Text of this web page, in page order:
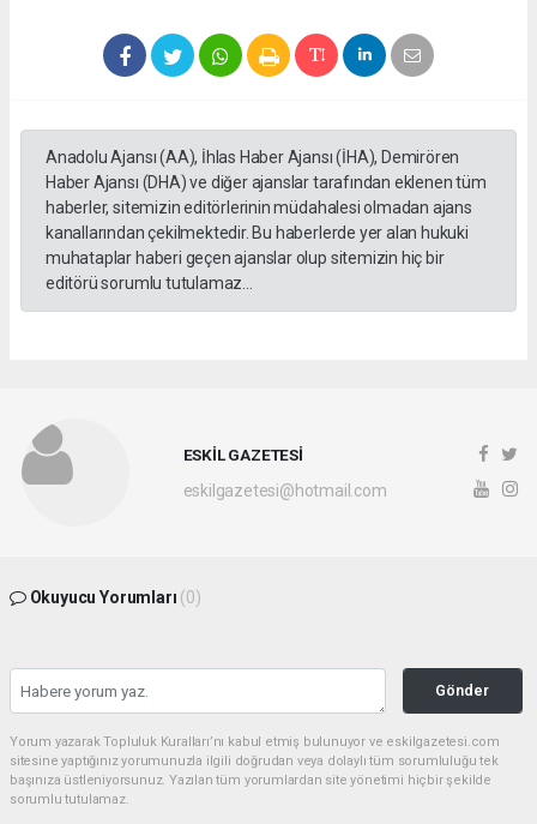
Anadolu Ajansı (AA), İhlas Haber Ajansı (İHA), Demirören
Haber Ajansı (DHA) ve diğer ajanslar tarafından eklenen tüm
haberler, sitemizin editörlerinin müdahalesi olmadan ajans
kanallarından çekilmektedir. Bu haberlerde yer alan hukuki
muhataplar haberi geçen ajanslar olup sitemizin hiç bir
editörü sorumlu tutulamaz...
ESKİL GAZETESİ
eskilgazetesi@hotmail.com
Okuyucu Yorumları (0)
Gönder
Yorum yazarak Topluluk Kuralları’nı kabul etmiş bulunuyor ve eskilgazetesi.com
sitesine yaptığınız yorumunuzla ilgili doğrudan veya dolaylı tüm sorumluluğu tek
başınıza üstleniyorsunuz. Yazılan tüm yorumlardan site yönetimi hiçbir şekilde
sorumlu tutulamaz.